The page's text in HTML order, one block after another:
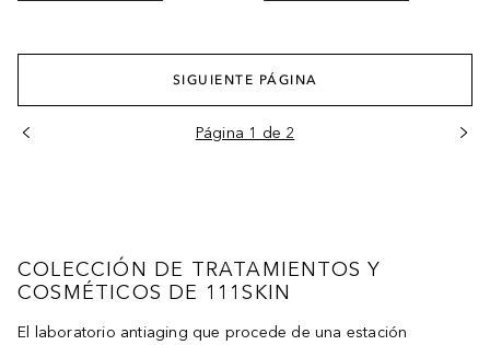
SIGUIENTE PÁGINA
Página 1 de 2
COLECCIÓN DE TRATAMIENTOS Y
COSMÉTICOS DE 111SKIN
El laboratorio antiaging que procede de una estación